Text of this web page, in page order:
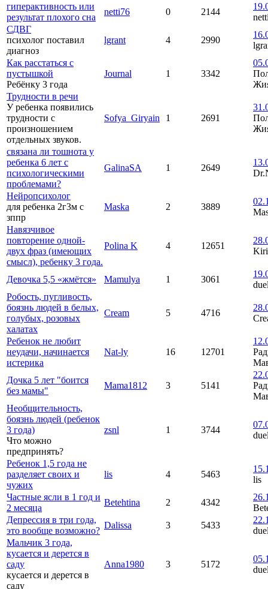
гиперактивность или
результат плохого сна
netti76 0 2144
СДВГ
психолог поставил
диагноз
lgrant 4 2990
Как расстаться с
пустышкой
Ребёнку 3 года
Journal 1 3342
Трудности в речи
У ребенка появились
трудности с
произношением
отдельных звуков.
Sofya_Giryain 1 2691
связана ли тошнота у
ребенка 6 лет с
психологическими
проблемами?
GalinaSA 1 2649
Нейропсихолог
для ребенка 2г3м с
зппр
Maska 2 3889
Навязчивое
повторение одной-
двух фраз (имеющих
смысл), ребенку 3 года.
Polina K 4 12651
Девочка 5,5 «жмётся» Mamulya 1 3061
Робость, пугливость,
боязнь людей в белых,
голубых, розовых
халатах
Cream 5 4716
Ребенок не любит
неудачи, начинается
истерика
Nat-ly 16 12701
Дочка 5 лет "боится
без мамы"
Mama1812 3 5141
Необщительность,
боязнь людей (ребенок
3 года)
Что можно
предпринять?
zsnl 1 3744
Ребенок 1,5 года не
разделяет своих и
чужих
lis 4 5463
lis
Частные ясли в 1 год и
2 месяца
Betehtina 2 4342
Депрессия в три года,
это вообще возможно?
Dalissa 3 5433
Мальчик 3 года,
кусается и дерется в
саду
кусается и дерется в
саду
Anna1980 3 5172